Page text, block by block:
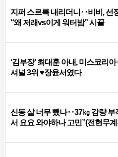
지퍼 스르륵 내리더니‥비비, 선
“왜 저래vs이게 워터밤” 시끌
‘김부장’ 최대훈 아내, 미스코리
셔널 3위 ♥장윤서였다
신동 살 너무 뺐나‥37㎏ 감량 부
서 요요 와야하나 고민”(전현무